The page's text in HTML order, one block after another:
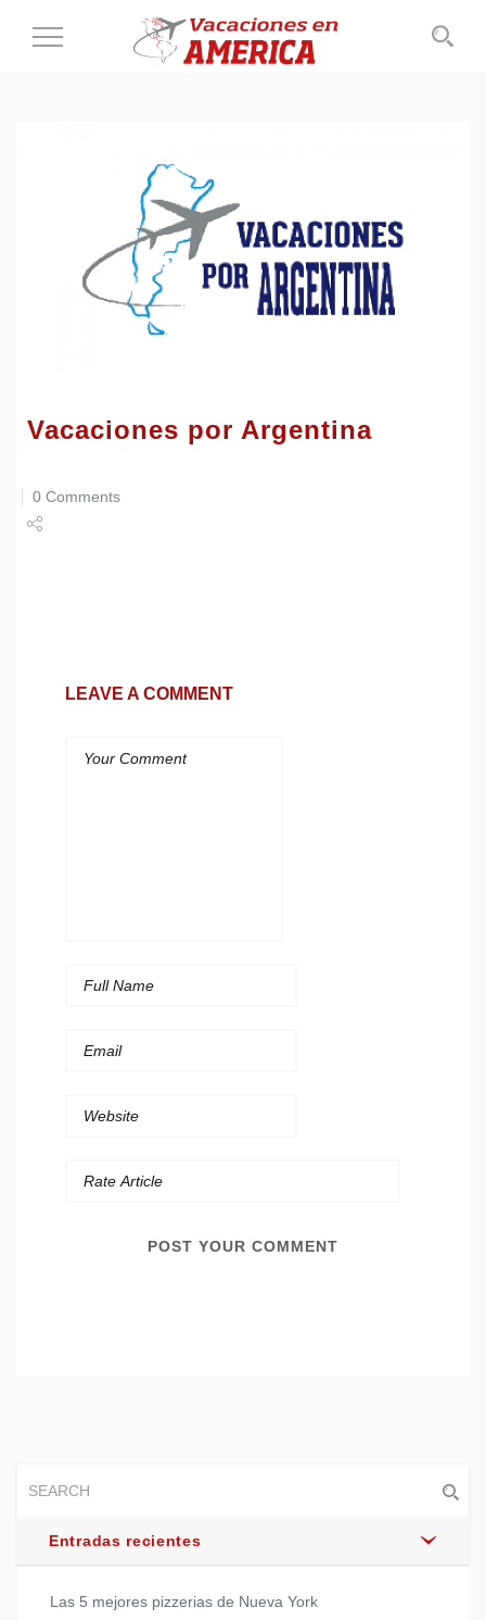
Cambiar
Vacaciones por Argentina
0 Comments
LEAVE A COMMENT
Entradas recientes
Las 5 mejores pizzerias de Nueva York